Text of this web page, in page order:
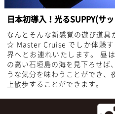
日本初導入！光るSUPPY(サ
なんとそんな新感覚の遊び道具
☆ Master Cruise でしか体験
界へとお連れいたします。 昼
の高い石垣島の海を見下ろせば
うな気分を味わうことができ、
上散歩することができます。